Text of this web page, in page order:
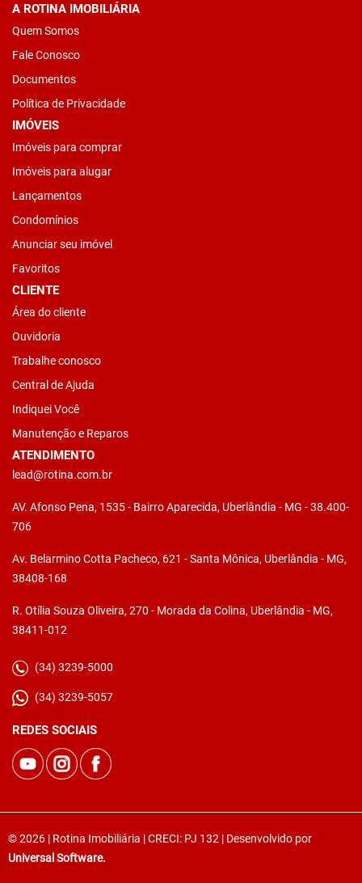
A ROTINA IMOBILIÁRIA
Quem Somos
Fale Conosco
Documentos
Política de Privacidade
IMÓVEIS
Imóveis para comprar
Imóveis para alugar
Lançamentos
Condomínios
Anunciar seu imóvel
Favoritos
CLIENTE
Área do cliente
Ouvidoria
Trabalhe conosco
Central de Ajuda
Indiquei Você
Manutenção e Reparos
ATENDIMENTO
lead@rotina.com.br
AV. Afonso Pena, 1535 - Bairro Aparecida, Uberlândia - MG - 38.400-
706
Av. Belarmino Cotta Pacheco, 621 - Santa Mônica, Uberlândia - MG,
38408-168
R. Otília Souza Oliveira, 270 - Morada da Colina, Uberlândia - MG,
38411-012
(34) 3239-5000
(34) 3239-5057
REDES SOCIAIS
© 2026 | Rotina Imobiliária | CRECI: PJ 132 | Desenvolvido por
Universal Software.